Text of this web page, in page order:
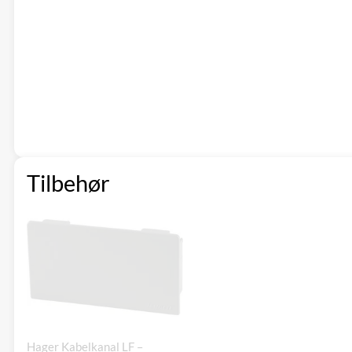
Tilbehør
Hager Kabelkanal LF –